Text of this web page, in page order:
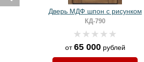
Дверь МДФ шпон с рисунком
КД-790
от65 000рублей